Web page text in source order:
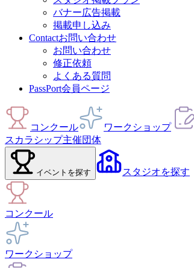
バナー広告掲載
掲載申し込み
Contactお問い合わせ
お問い合わせ
修正依頼
よくある質問
PassPort会員ページ
コンクール ワークショップ
スカラシップ主催団体
イベント を探す スタジオを探す
コンクール
ワークショップ